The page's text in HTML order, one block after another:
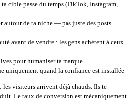
cible passe du temps (TikTok, Instagram,
autour de ta niche — pas juste des posts
avant de vendre : les gens achètent à ceux
pour humaniser ta marque
uniquement quand la confiance est installée
visiteurs arrivent déjà chauds. Ils te
Le taux de conversion est mécaniquement